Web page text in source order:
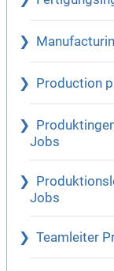
Production
Jobs
Jobs
Teamleiter